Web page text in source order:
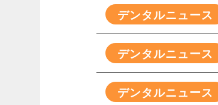
デンタルニュース
デンタルニュース
デンタルニュース